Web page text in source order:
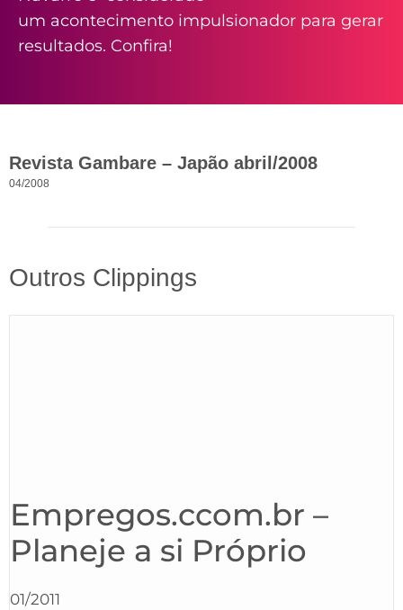
um acontecimento impulsionador para gerar
resultados. Confira!
Revista Gambare – Japão abril/2008
04/2008
Outros Clippings
Empregos.ccom.br –
Planeje a si Próprio
01/2011